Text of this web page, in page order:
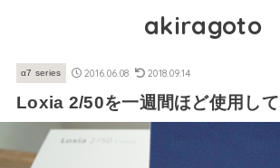
akiragoto
α7 series 2016.06.08 2018.09.14
Loxia 2/50を一週間ほど使用して